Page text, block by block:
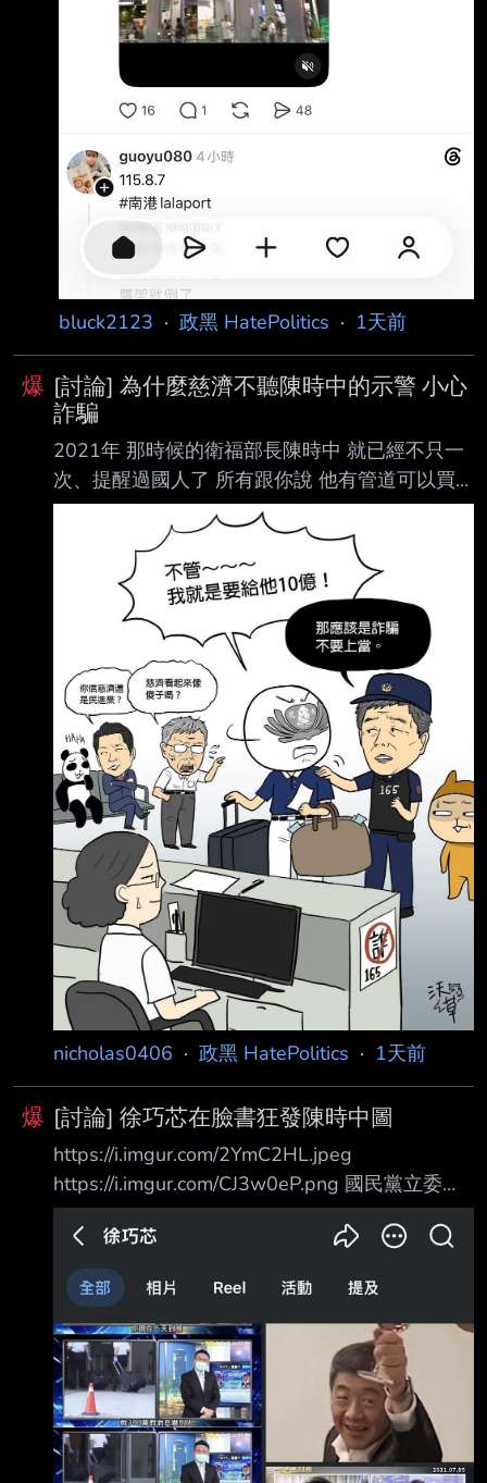
bluck2123 · 政黑 HatePolitics · 1天前
爆 [討論] 為什麼慈濟不聽陳時中的示警 小心
詐騙
2021年 那時候的衛福部長陳時中 就已經不只一
次、提醒過國人了 所有跟你說 他有管道可以買
到BNT疫苗的 都是掮客、詐騙犯 陳時中都已經
跟慈濟說了，小心詐騙，有人跟你說他可以買到
疫苗的都是騙子 但慈濟不管，我就是要給人騙
然後，被騙了以後 也不報警，還說是 事後看報
紙才知道 會不會太扯啊，被騙走10億 完全不知
道之外，還說 我也是看報紙 才知道的 還不聽別
人的示警，小心有詐騙 堅持要給人騙，為什麼慈
濟會這樣幹 ?? --
nicholas0406 · 政黑 HatePolitics · 1天前
爆 [討論] 徐巧芯在臉書狂發陳時中圖
https://i.imgur.com/2YmC2HL.jpeg
https://i.imgur.com/CJ3w0eP.png 國民黨立委徐
巧芯 今天連發三篇臉書文在罵陳時中 有一篇又
開始連連看了 然後最新一篇狂發跟陳時中有關的
圖 這女人是不是精神有問題？ 她到底對陳時中
有什麼執念？ --